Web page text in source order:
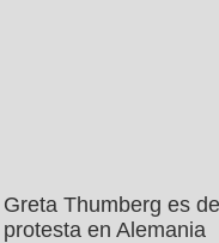
Greta Thumberg es
protesta en Alemania